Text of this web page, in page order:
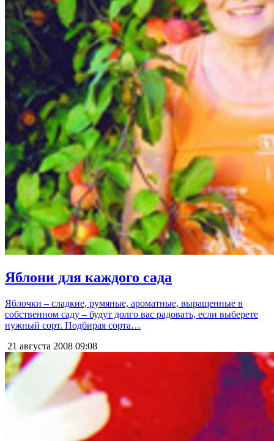
Яблони для каждого сада
Яблочки – сладкие, румяные, ароматные, выращенные в
собственном саду – будут долго вас радовать, если выберете
нужный сорт. Подбирая сорта…
21 августа 2008 09:08